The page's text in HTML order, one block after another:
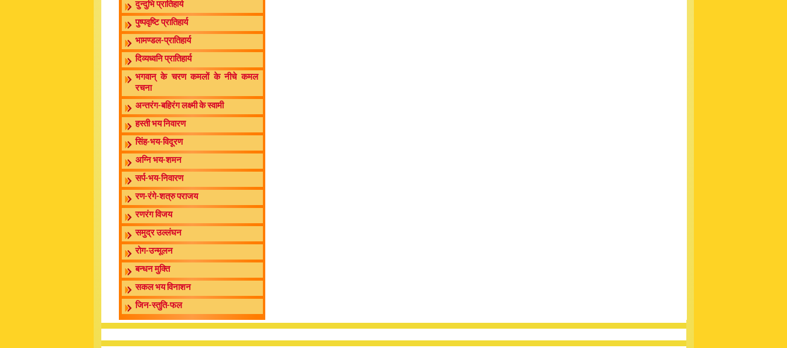
दुन्दुभि प्रातिहार्य
पुष्पवृष्टि प्रातिहार्य
भामण्डल-प्रातिहार्य
दिव्यध्वनि प्रातिहार्य
भगवान् के चरण कमलों के नीचे कमल
रचना
अन्तरंग-बहिरंग लक्ष्मी के स्वामी
हस्ती भय निवारण
सिंह-भय-विदूरण
अग्नि भय-शमन
सर्प-भय-निवारण
रण-रंगे-शत्रु पराजय
रणरंग विजय
समुद्र उल्लंघन
रोग-उन्मूलन
बन्धन मुक्ति
सकल भय विनाशन
जिन-स्तुति-फल